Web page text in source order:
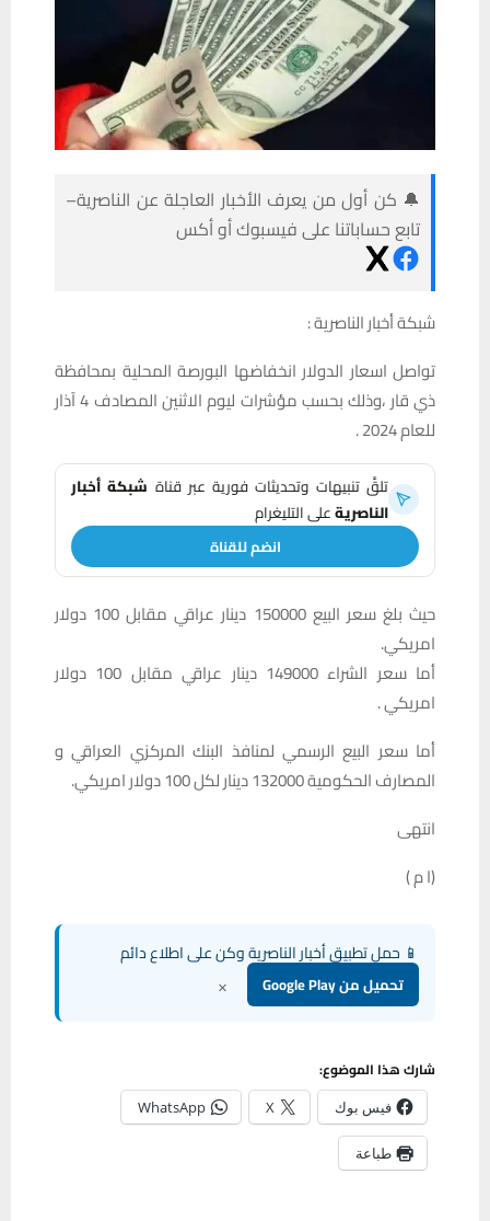
🔔 كن أول من يعرف الأخبار العاجلة عن الناصرية–
تابع حساباتنا على فيسبوك أو أكس
شبكة أخبار الناصرية :
تواصل اسعار الدولار انخفاضها البورصة المحلية بمحافظة
ذي قار ،وذلك بحسب مؤشرات ليوم الاثنين المصادف 4 آذار
للعام 2024 .
تلقَّ تنبيهات وتحديثات فورية عبر قناة شبكة أخبار
الناصريةعلى التليغرام
انضم للقناة
حيث بلغ سعر البيع 150000 دينار عراقي مقابل 100 دولار
امريكي.
أما سعر الشراء 149000 دينار عراقي مقابل 100 دولار
امريكي .
أما سعر البيع الرسمي لمنافذ البنك المركزي العراقي و
المصارف الحكومية 132000 دينار لكل 100 دولار امريكي.
انتهى
(ا م )
📱 حمل تطبيق أخبار الناصرية وكن على اطلاع دائم
تحميل من Google Play ×
شارك هذا الموضوع:
فيس بوك X
WhatsApp
طباعة